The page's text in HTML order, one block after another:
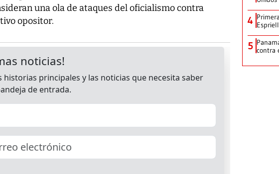
una ola de ataques del oficialismo contra
opositor.
4
5 contra